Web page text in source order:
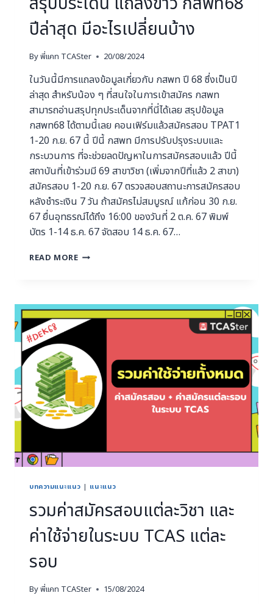
ปีล่าสุด มีอะไรเปลี่ยนบ้าง
Byพี่แคท TCASter 20/08/2024
ในวันนี้มีการแถลงข้อมูลเกี่ยวกับ กสพท ปี 68 ซึ่งเป็นปี
ล่าสุด สำหรับน้อง ๆ ที่สนใจในการเข้าสมัคร กสพท
สามารถอ่านสรุปทุกประเด็นจากที่นี่ได้เลย สรุปข้อมูล
กสพท68 ได้ตามนี้เลย คอนเฟิร์มแล้วสมัครสอบ TPAT1
1-20 ก.ย. 67 นี้ ปีนี้ กสพท มีการปรับปรุงระบบและ
กระบวนการ ที่จะช่วยลดปัญหาในการสมัครสอบแล้ว ปีนี้
สถาบันที่เข้าร่วมมี 69 สาขาวิชา (เพิ่มจากปีที่แล้ว 2 สาขา)
สมัครสอบ 1-20 ก.ย. 67 ตรวจสอบสถานะการสมัครสอบ
หลังชำระเงิน 7 วัน ถ้าสมัครไม่สมบูรณ์ แก้ก่อน 30 ก.ย.
67 ยื่นอุทธรณ์ได้ถึง 16:00 ของวันที่ 2 ต.ค. 67 พิมพ์
บัตร 1-14 ธ.ค. 67 จัดสอบ 14 ธ.ค. 67…
READ MORE
บทความแนะแนว | แนะแนว
รวมค่าสมัครสอบแต่ละวิชา และ
ค่าใช้จ่ายในระบบ TCAS แต่ละ
รอบ
Byพี่แคท TCASter 15/08/2024